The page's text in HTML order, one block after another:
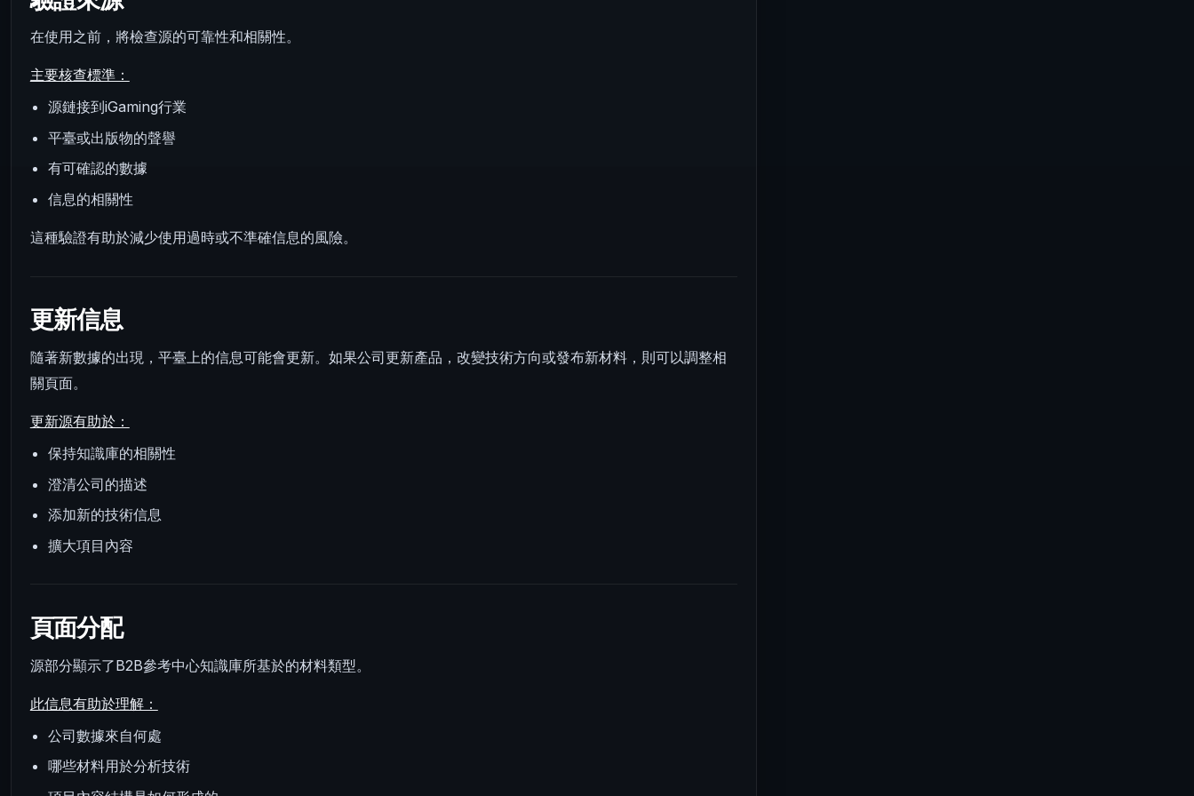
在使用之前，將檢查源的可靠性和相關性。
主要核查標準：
源鏈接到iGaming行業
平臺或出版物的聲譽
有可確認的數據
信息的相關性
這種驗證有助於減少使用過時或不準確信息的風險。
更新信息
隨著新數據的出現，平臺上的信息可能會更新。如果公司更新產品，改變技術方向或發布新材料，則可以調整相
關頁面。
更新源有助於：
保持知識庫的相關性
澄清公司的描述
添加新的技術信息
擴大項目內容
頁面分配
源部分顯示了B2B參考中心知識庫所基於的材料類型。
此信息有助於理解：
公司數據來自何處
哪些材料用於分析技術